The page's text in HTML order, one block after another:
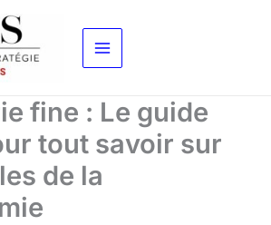
fine : Le guide
tout savoir sur
de la